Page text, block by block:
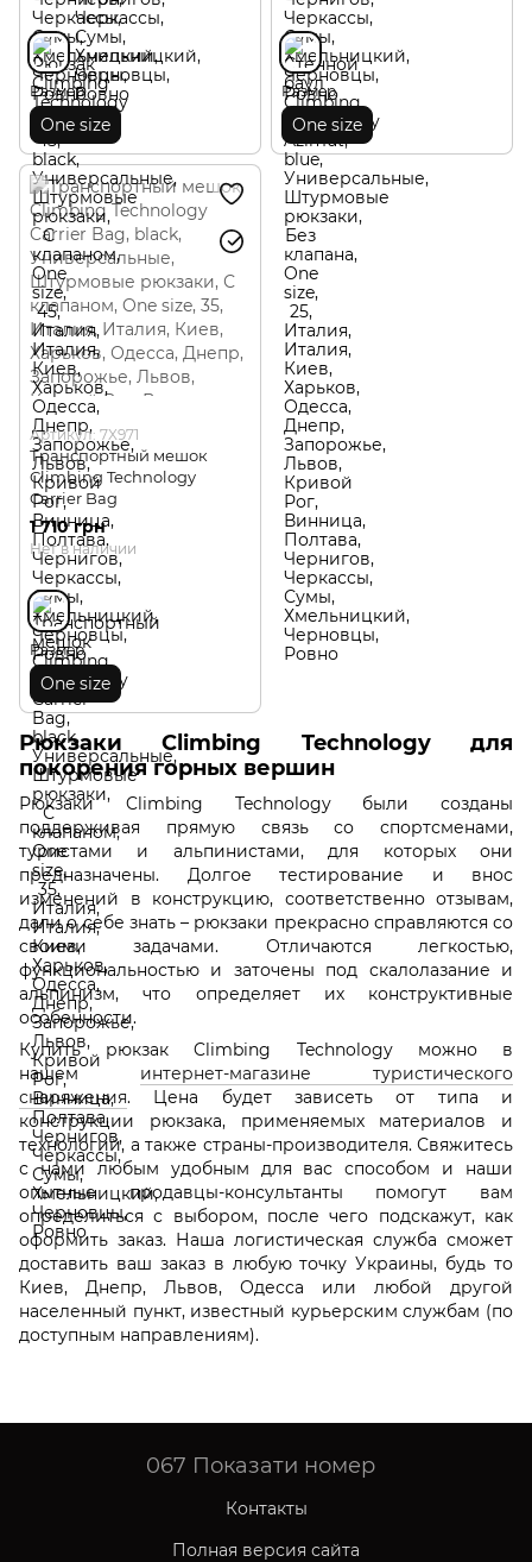
Размер
One size
Размер
One size
Артикул: 7X971
Транспортный мешок
Climbing Technology
Carrier Bag
1 710 грн
Нет в наличии
Размер
One size
Рюкзаки Climbing Technology для
покорения горных вершин
Рюкзаки Climbing Technology были созданы
поддерживая прямую связь со спортсменами,
туристами и альпинистами, для которых они
предназначены. Долгое тестирование и внос
изменений в конструкцию, соответственно отзывам,
дали о себе знать – рюкзаки прекрасно справляются со
своими задачами. Отличаются легкостью,
функциональностью и заточены под скалолазание и
альпинизм, что определяет их конструктивные
особенности.
Купить рюкзак Climbing Technology можно в
нашем интернет-магазине туристического
снаряжения. Цена будет зависеть от типа и
конструкции рюкзака, применяемых материалов и
технологий, а также страны-производителя. Свяжитесь
с нами любым удобным для вас способом и наши
опытные продавцы-консультанты помогут вам
определиться с выбором, после чего подскажут, как
оформить заказ. Наша логистическая служба сможет
доставить ваш заказ в любую точку Украины, будь то
Киев, Днепр, Львов, Одесса или любой другой
населенный пункт, известный курьерским службам (по
доступным направлениям).
067 Показати номер
Контакты
Полная версия сайта